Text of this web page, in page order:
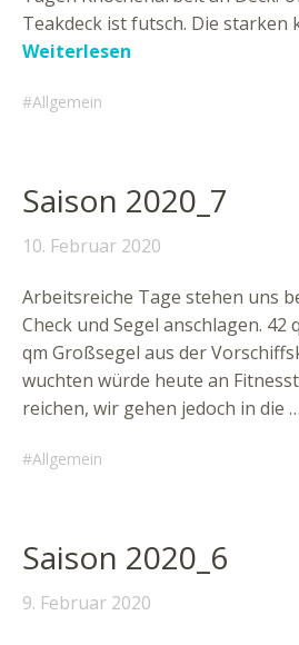
Teakdeck ist futsch. Die starken
Weiterlesen
Allgemein
Saison 2020_7
10. Februar 2020
Arbeitsreiche Tage stehen uns
Check und Segel anschlagen. 42
qm Großsegel aus der
wuchten würde heute an
reichen, wir gehen jedoch in die …
Allgemein
Saison 2020_6
9. Februar 2020